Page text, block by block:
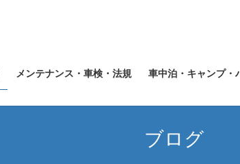
メンテナンス・車検・法規 車中泊・キャンプ・
ブログ